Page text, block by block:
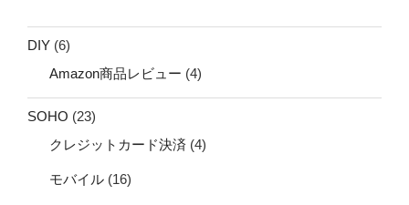
DIY (6)
Amazon商品レビュー (4)
SOHO (23)
クレジットカード決済 (4)
モバイル (16)